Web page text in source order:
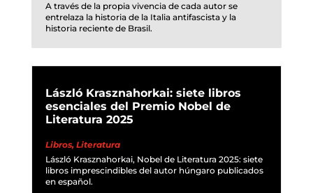
A través de la propia vivencia de cada autor se
entrelaza la historia de la Italia antifascista y la
historia reciente de Brasil.
László Krasznahorkai: siete libros
esenciales del Premio Nobel de
Literatura 2025
Libros, Literatura
László Krasznahorkai, Nobel de Literatura 2025: siete
libros imprescindibles del autor húngaro publicados
en español.